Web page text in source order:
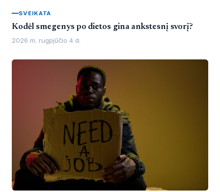
SVEIKATA
Kodėl smegenys po dietos gina ankstesnį svorį?
2026 m. rugpjūčio 4 d.